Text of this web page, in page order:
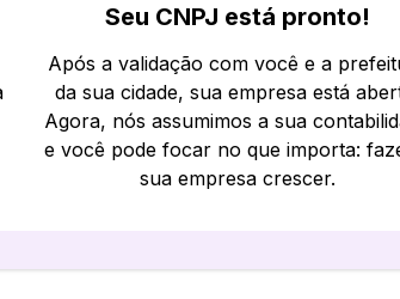
Seu CNPJ está pronto!
Após a validação com você e a
da sua cidade, sua empresa está
Agora, nós assumimos a sua
e você pode focar no que importa:
sua empresa crescer.